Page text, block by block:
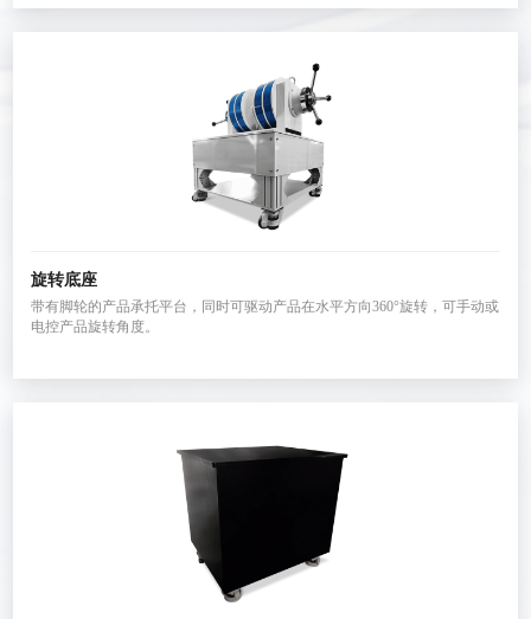
旋转底座
带有脚轮的产品承托平台，同时可驱动产品在水平方向360°旋转，可手动或
电控产品旋转角度。